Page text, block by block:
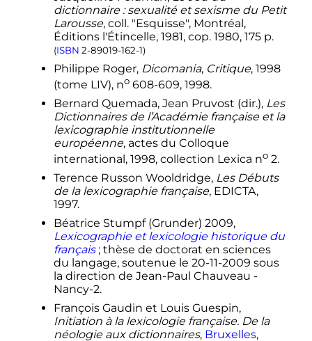
dictionnaire : sexualité et sexisme du Petit
Larousse, coll. "Esquisse", Montréal,
Éditions l'Étincelle, 1981, cop. 1980, 175 p.
(ISBN 2-89019-162-1)
Philippe Roger, Dicomania, Critique, 1998
(tome LIV), no608-609, 1998.
Bernard Quemada, Jean Pruvost (dir.), Les
Dictionnaires de l’Académie française et la
lexicographie institutionnelle
européenne, actes du Colloque
international, 1998, collection Lexica no2.
Terence Russon Wooldridge, Les Débuts
de la lexicographie française, EDICTA,
1997.
Béatrice Stumpf (Grunder) 2009,
Lexicographie et lexicologie historique du
français ; thèse de doctorat en sciences
du langage, soutenue le 20-11-2009 sous
la direction de Jean-Paul Chauveau -
Nancy-2.
François Gaudin et Louis Guespin,
Initiation à la lexicologie française. De la
néologie aux dictionnaires, Bruxelles,